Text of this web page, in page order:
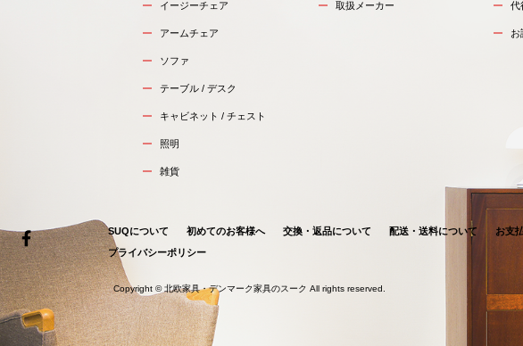
イージーチェア
アームチェア
ソファ
テーブル / デスク
キャビネット / チェスト
照明
雑貨
取扱メーカー 代
お
SUQについて 初めてのお客様へ 交換・返品について 配送・送料について お支
プライバシーポリシー
Copyright ©北欧家具・デンマーク家具のスーク All rights reserved.